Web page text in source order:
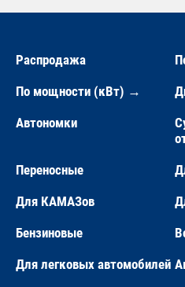
Распродажа
По мощности (кВт) →
Автономки
Переносные
Для КАМАЗов
Бензиновые
Для легковых автомобилей